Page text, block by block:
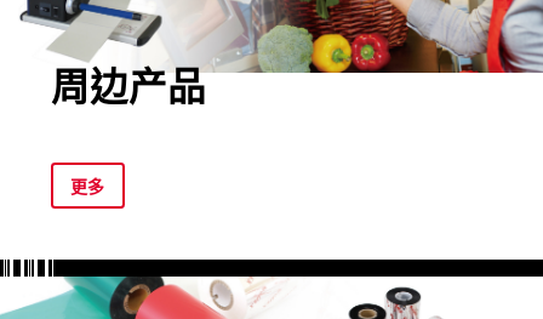
周边产品
更多